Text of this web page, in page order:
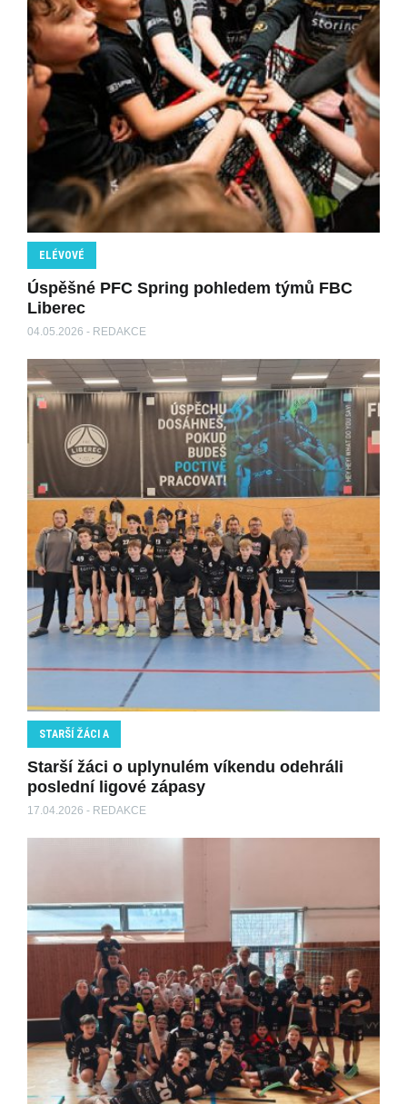
ELÉVOVÉ
Úspěšné PFC Spring pohledem týmů FBC
Liberec
04.05.2026 - REDAKCE
STARŠÍ ŽÁCI A
Starší žáci o uplynulém víkendu odehráli
poslední ligové zápasy
17.04.2026 - REDAKCE